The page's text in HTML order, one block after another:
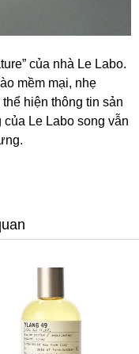
của nhà Le Labo.
mềm mại, nhẹ
hiện thông tin sản
của Le Labo song vẫn